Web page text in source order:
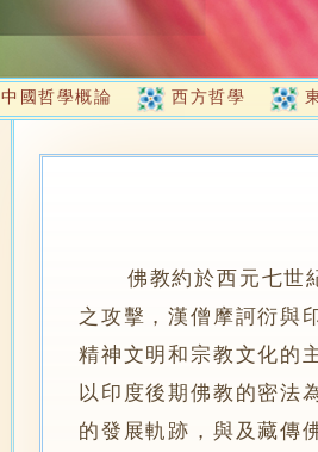
中國哲學概論 西方哲學
佛教約於西元七世
之攻擊，漢僧摩訶衍與
精神文明和宗教文化的
以印度後期佛教的密法
的發展軌跡，與及藏傳